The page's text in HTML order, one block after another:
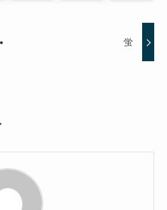
蛍